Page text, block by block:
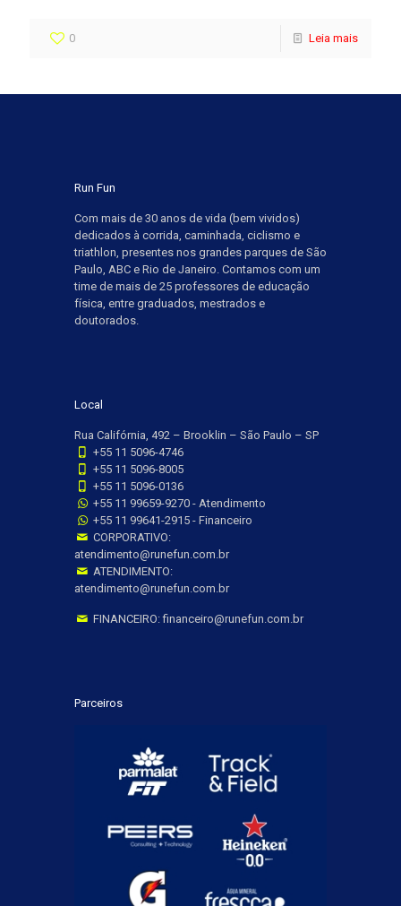
0 Leia mais
Run Fun
Com mais de 30 anos de vida (bem vividos)
dedicados à corrida, caminhada, ciclismo e
triathlon, presentes nos grandes parques de São
Paulo, ABC e Rio de Janeiro. Contamos com um
time de mais de 25 professores de educação
física, entre graduados, mestrados e
doutorados.
Local
Rua Califórnia, 492 – Brooklin – São Paulo – SP
+55 11 5096-4746
+55 11 5096-8005
+55 11 5096-0136
+55 11 99659-9270 - Atendimento
+55 11 99641-2915 - Financeiro
CORPORATIVO:
atendimento@runefun.com.br
ATENDIMENTO:
atendimento@runefun.com.br
FINANCEIRO: financeiro@runefun.com.br
Parceiros